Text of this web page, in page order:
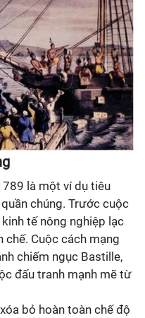
là một ví dụ tiêu
chúng. Trước cuộc
tế nông nghiệp lạc
chế. Cuộc cách mạng
chiếm ngục Bastille,
đấu tranh mạnh mẽ từ
bỏ hoàn toàn chế độ